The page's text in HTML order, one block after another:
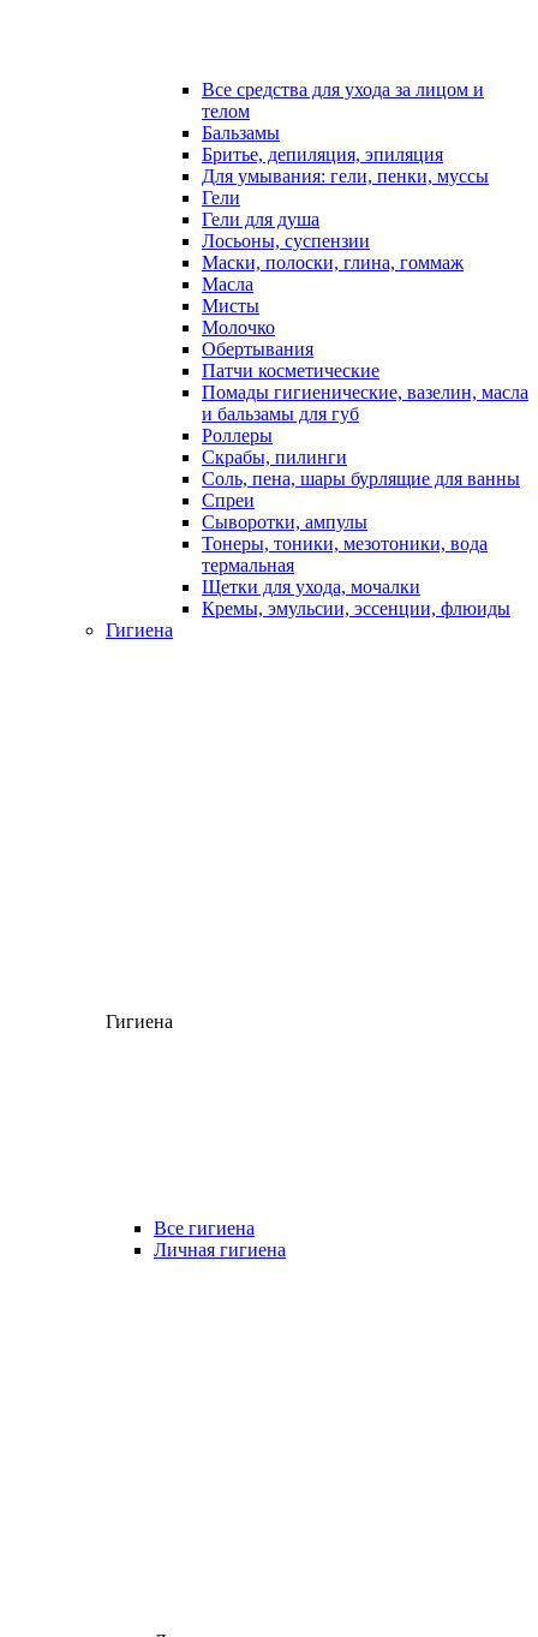
Все средства для ухода за лицом и
телом
Бальзамы
Бритье, депиляция, эпиляция
Для умывания: гели, пенки, муссы
Гели
Гели для душа
Лосьоны, суспензии
Маски, полоски, глина, гоммаж
Масла
Мисты
Молочко
Обертывания
Патчи косметические
Помады гигиенические, вазелин, масла
и бальзамы для губ
Роллеры
Скрабы, пилинги
Соль, пена, шары бурлящие для ванны
Спреи
Сыворотки, ампулы
Тонеры, тоники, мезотоники, вода
термальная
Щетки для ухода, мочалки
Кремы, эмульсии, эссенции, флюиды
Гигиена
Гигиена
Все гигиена
Личная гигиена